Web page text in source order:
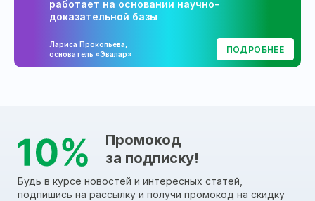
работает на основании научно-
доказательной базы
Лариса Прокопьева,
основатель «Эвалар»
ПОДРОБНЕЕ
Промокод
за подписку!
Будь в курсе новостей и интересных статей,
подпишись на рассылку и получи промокод на скидку